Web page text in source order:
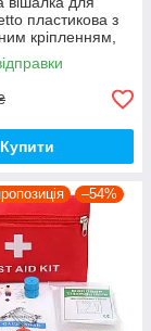
пластикова з
кріпленням,
7121-0002)
Купити
–54%